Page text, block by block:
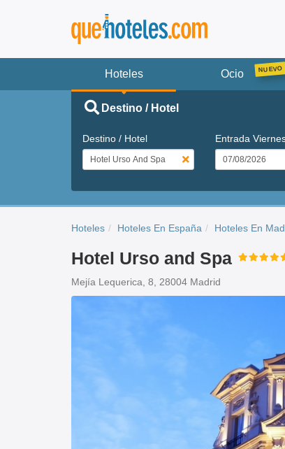
Hoteles Ocio
Destino / Hotel
Destino / Hotel Entrada
Hoteles Hoteles En España Hoteles En
Hotel Urso and Spa
Mejía Lequerica, 8, 28004 Madrid